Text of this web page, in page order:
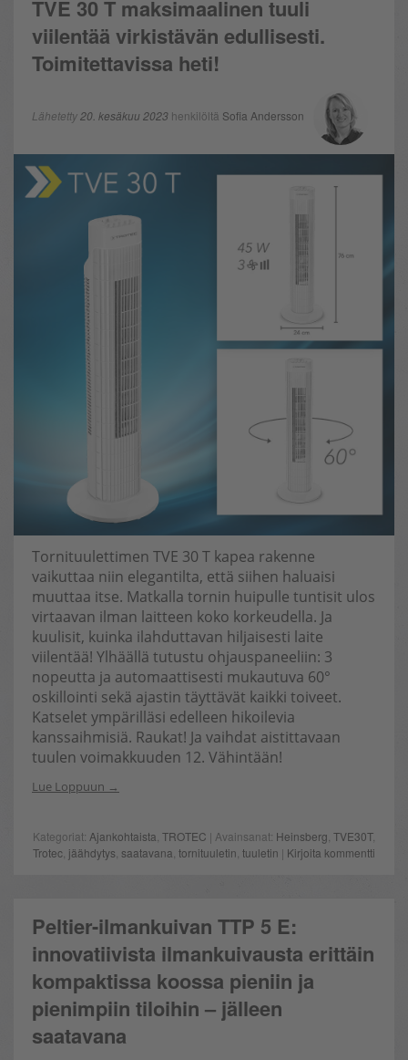
TVE 30 T maksimaalinen tuuli
viilentää virkistävän edullisesti.
Toimitettavissa heti!
Lähetetty20. kesäkuu 2023 henkilöltä Sofia Andersson
Tornituulettimen TVE 30 T kapea rakenne
vaikuttaa niin elegantilta, että siihen haluaisi
muuttaa itse. Matkalla tornin huipulle tuntisit ulos
virtaavan ilman laitteen koko korkeudella. Ja
kuulisit, kuinka ilahduttavan hiljaisesti laite
viilentää! Ylhäällä tutustu ohjauspaneeliin: 3
nopeutta ja automaattisesti mukautuva 60°
oskillointi sekä ajastin täyttävät kaikki toiveet.
Katselet ympärilläsi edelleen hikoilevia
kanssaihmisiä. Raukat! Ja vaihdat aistittavaan
tuulen voimakkuuden 12. Vähintään!
Lue Loppuun
Kategoriat: Ajankohtaista TROTEC | Avainsanat: Heinsberg TVE30T,
Trotec jäähdytys saatavana tornituuletin tuuletin | Kirjoita kommentti
Peltier-ilmankuivan TTP 5 E:
innovatiivista ilmankuivausta erittäin
kompaktissa koossa pieniin ja
pienimpiin tiloihin – jälleen
saatavana